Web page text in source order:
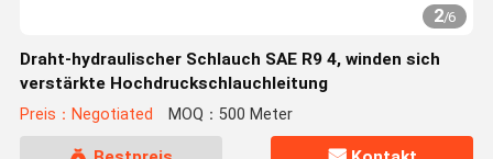
2/6
Draht-hydraulischer Schlauch SAE R9 4, winden sich
verstärkte Hochdruckschlauchleitung
Preis：Negotiated MOQ：500 Meter